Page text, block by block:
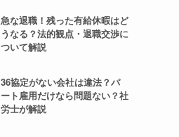
急な退職！残った有給休暇はど
うなる？法的観点・退職交渉に
ついて解説
36協定がない会社は違法？パ
ート雇用だけなら問題ない？社
労士が解説